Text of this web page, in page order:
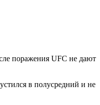
поражения UFC не дают
в полусредний и не